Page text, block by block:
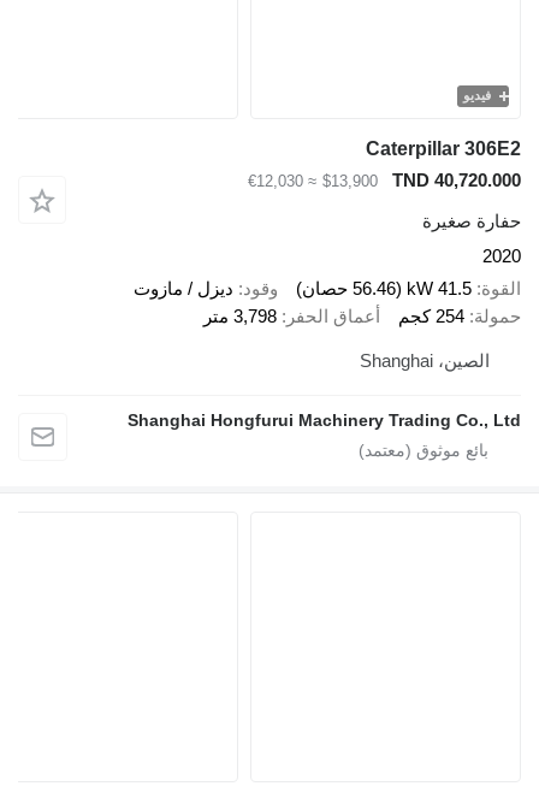
فيديو
Caterpillar 306E2
TND 40,720.000
$13,900
≈ €12,030
حفارة صغيرة
2020
القوة 41.5 kW (56.46 حصان) وقود ديزل / مازوت
حمولة 254 كجم أعماق الحفر 3,798 متر
الصين، Shanghai
Shanghai Hongfurui Machinery Trading Co., Ltd